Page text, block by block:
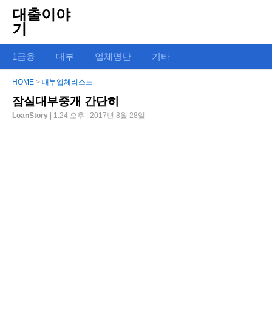
대출이야
기
1금융 대부 업체명단 기타
HOME > 대부업체리스트
잠실대부중개 간단히
LoanStory | 1:24 오후 | 2017년 8월 28일